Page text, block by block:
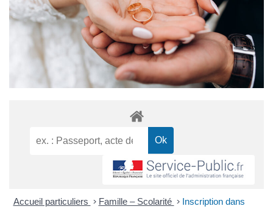
Accueil particuliers > Famille – Scolarité > Inscription dans